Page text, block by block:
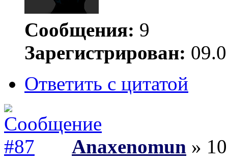
Сообщения: 9
Зарегистрирован:
Ответить с цитатой
Anaxenomun »